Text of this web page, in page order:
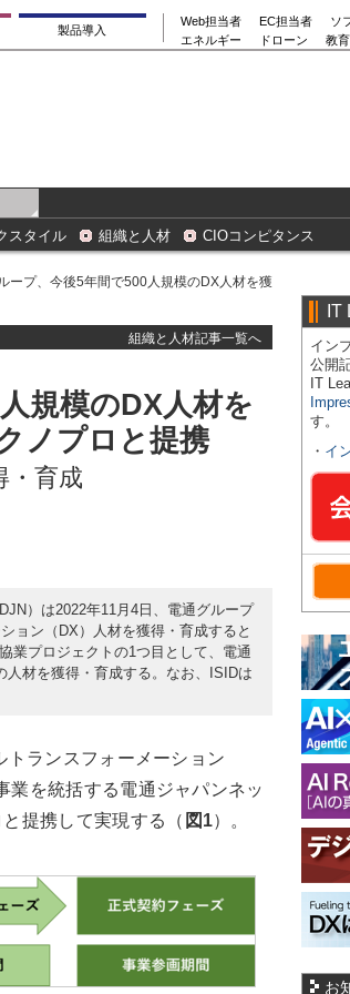
製品導入
Web担当者 EC担当者
ソ
エネルギー
ドローン 教
スタイル 組織と人材 CIOコンピタンス
ープ、今後5年間で500人規模のDX人材を獲
組織と人材記事一覧へ
規模のDX人材を
ノプロと提携
・育成
）は2022年11月4日、電通グループ
ョン（DX）人材を獲得・育成すると
業プロジェクトの1つ目として、電通
人材を獲得・育成する。なお、ISIDは
ランスフォーメーション
業を統括する電通ジャパンネッ
提携して実現する（ 図1）。
IT
イン
公開
IT
す。
・ イ
お